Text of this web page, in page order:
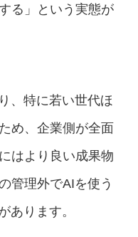
る」という実態が
、特に若い世代ほ
め、企業側が全面
はより良い成果物
管理外でAIを使う
あります。